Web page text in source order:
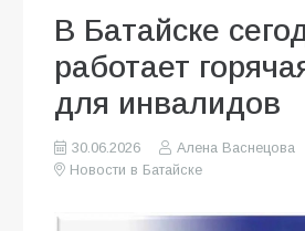
В Батайске
работает
для инвалидов
30.06.2026
Алена Васнецова
Новости в Батайске